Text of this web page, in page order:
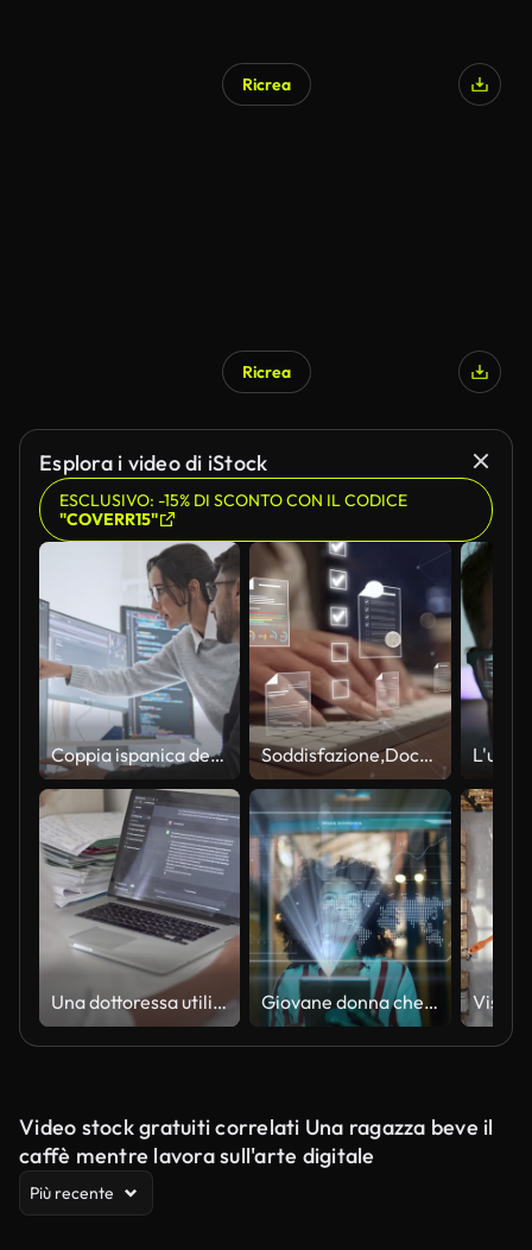
Ricrea
Ricrea
Esplora i video di iStock
ESCLUSIVO: -15% DI SCONTO CON IL CODICE
"COVERR15"
Coppia ispanica dell'America Latina, sviluppatore di software che utilizza il computer, lavora insieme alla codifica del programma in ufficio a casa. Tecnologia di sviluppo del linguaggio di programmazione, concetto di lavoro freelance Soddisfazione,Documento,Lista di controllo,Database,Contratto,Casella di controllo, Assicurazione,Manager,Tecnologia,Marketing,Sicurezza,Scelta,Lavoro,Computer portatile,Successo,Finanza,Servizio,Questionario,Computer,Carta,Affari,Realtà virtuale,Organizz
Una dottoressa utilizza l'intelligenza artificiale chat GPT per prescrivere un trattamento a un paziente, da vicino. Giovane donna che utilizza il dispositivo di realtà aumentata mentre cammina in ufficio
Video stock gratuiti correlati Una ragazza beve il
caffè mentre lavora sull'arte digitale
Più recente